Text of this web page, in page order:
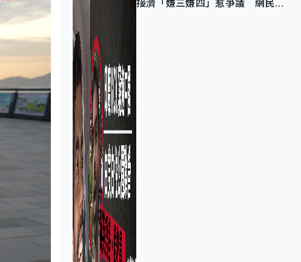
接濟「嫌三嫌四」惹爭議 網民：